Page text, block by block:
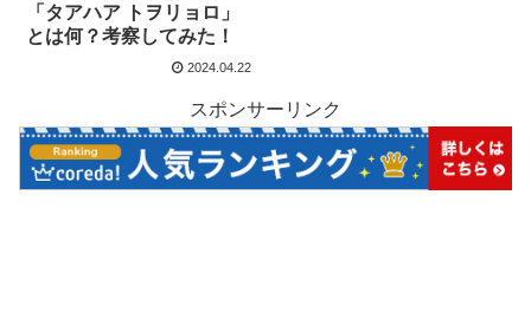
「タアハア トヲリョロ」
とは何？考察してみた！
2024.04.22
スポンサーリンク